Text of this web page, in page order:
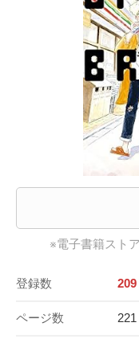
※電子書籍スト
登録数 209
ページ数 221